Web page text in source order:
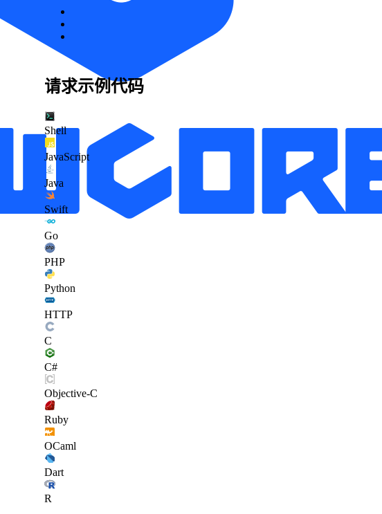
请求示例代码
Shell
JavaScript
Java
Swift
Go
PHP
Python
HTTP
C
C#
Objective-C
Ruby
OCaml
Dart
R